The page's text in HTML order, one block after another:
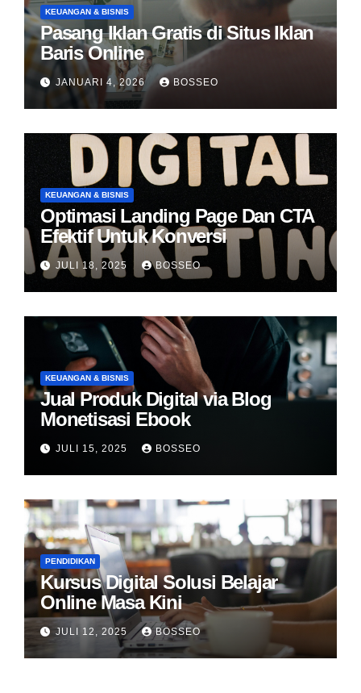
KEUANGAN & BISNIS
Pasang Iklan Gratis di Situs Iklan
Baris Online
JANUARI 4, 2026 BOSSEO
KEUANGAN & BISNIS
Optimasi Landing Page Dan CTA
Efektif Untuk Konversi
JULI 18, 2025 BOSSEO
KEUANGAN & BISNIS
Jual Produk Digital via Blog
Monetisasi Ebook
JULI 15, 2025 BOSSEO
PENDIDIKAN
Kursus Digital Solusi Belajar
Online Masa Kini
JULI 12, 2025 BOSSEO